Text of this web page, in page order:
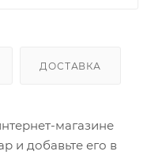
ДОСТАВКА
магазине
и добавьте его в